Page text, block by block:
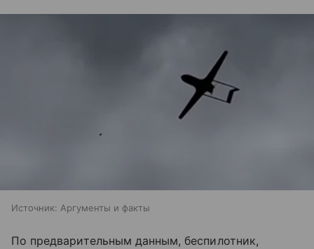
Источник: Аргументы и факты
По предварительным данным, беспилотник,